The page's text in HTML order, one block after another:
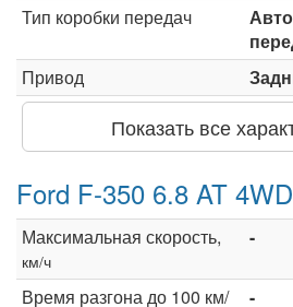
Тип коробки передач
Привод
Показать все
Ford F-350 6.8 AT 4WD
Максимальная скорость,
км/ч
-
Время разгона до 100 км/
-